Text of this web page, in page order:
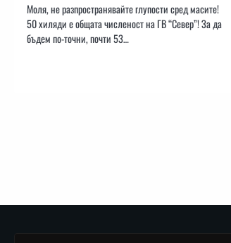
Моля, не разпространявайте глупости сред масите!
50 хиляди е общата численост на ГВ “Север”! За да
бъдем по-точни, почти 53…